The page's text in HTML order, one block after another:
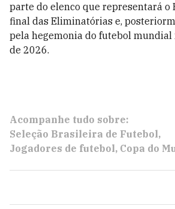
parte do elenco que representará o
final das Eliminatórias e,
pela hegemonia do futebol mundial
de 2026.
Acompanhe tudo sobre:
Seleção Brasileira de Futebol
Jogadores de futebol Copa do